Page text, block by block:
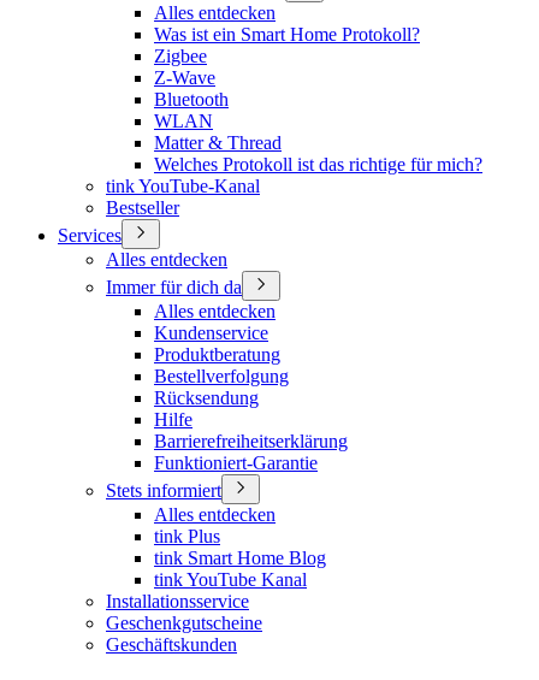
Alles entdecken
Was ist ein Smart Home Protokoll?
Zigbee
Z-Wave
Bluetooth
WLAN
Matter & Thread
Welches Protokoll ist das richtige für mich?
tink YouTube-Kanal
Bestseller
Services
Alles entdecken
Immer für dich da
Alles entdecken
Kundenservice
Produktberatung
Bestellverfolgung
Rücksendung
Hilfe
Barrierefreiheitserklärung
Funktioniert-Garantie
Stets informiert
Alles entdecken
tink Plus
tink Smart Home Blog
tink YouTube Kanal
Installationsservice
Geschenkgutscheine
Geschäftskunden